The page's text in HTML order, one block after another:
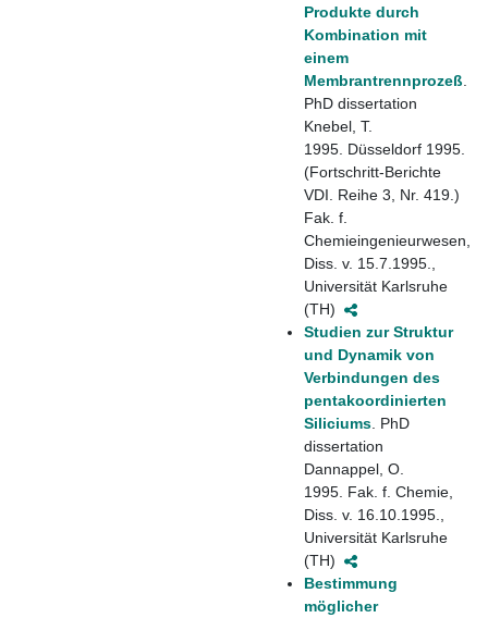
Produkte durch
Kombination mit
einem
Membrantrennprozeß
PhD dissertation
Knebel, T.
1995. Düsseldorf 1995.
(Fortschritt-Berichte
VDI. Reihe 3, Nr. 419.)
Fak. f.
Chemieingenieurwesen,
Diss. v. 15.7.1995.,
Universität Karlsruhe
(TH)
Studien zur Struktur
und Dynamik von
Verbindungen des
pentakoordinierten
Siliciums . PhD
dissertation
Dannappel, O.
1995. Fak. f. Chemie,
Diss. v. 16.10.1995.,
Universität Karlsruhe
(TH)
Bestimmung
möglicher